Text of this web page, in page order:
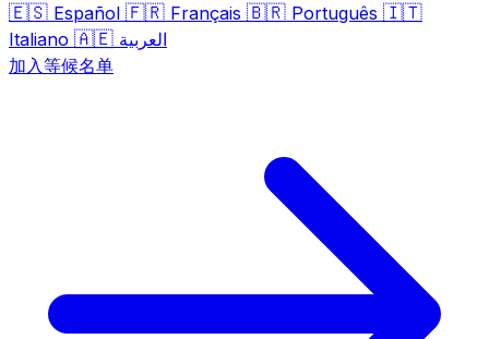
🇪🇸 Español 🇫🇷 Français 🇧🇷 Português 🇮🇹
Italiano 🇦🇪 العربية
加入等候名单